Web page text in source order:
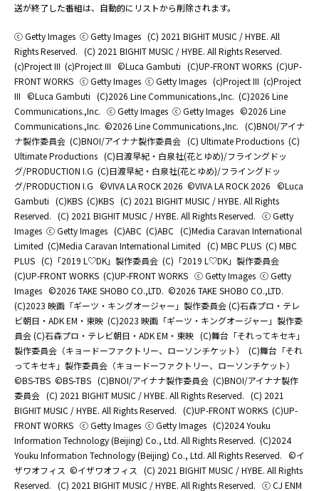
送が終了した番組は、自動的にリストから削除されます。
ⓒ Getty Images ⓒ Getty Images (C) 2021 BIGHIT MUSIC / HYBE. All
Rights Reserved. (C) 2021 BIGHIT MUSIC / HYBE. All Rights Reserved.
(c)Project III (c)Project III ©Luca Gambuti (C)UP-FRONT WORKS (C)UP-
FRONT WORKS ⓒ Getty Images ⓒ Getty Images (c)Project III (c)Project
III ©Luca Gambuti (C)2026 Line Communications.,Inc. (C)2026 Line
Communications.,Inc. ⓒ Getty Images ⓒ Getty Images ©2026 Line
Communications.,Inc. ©2026 Line Communications.,Inc. (C)BNOI/アイナ
ナ製作委員会 (C)BNOI/アイナナ製作委員会 (C) Ultimate Productions (C)
Ultimate Productions (C)日渡早紀・白泉社(花とゆめ)/フライングドッ
グ/PRODUCTION I.G (C)日渡早紀・白泉社(花とゆめ)/フライングドッ
グ/PRODUCTION I.G ©️VIVA LA ROCK 2026 ©️VIVA LA ROCK 2026 ©Luca
Gambuti (C)KBS (C)KBS (C) 2021 BIGHIT MUSIC / HYBE. All Rights
Reserved. (C) 2021 BIGHIT MUSIC / HYBE. All Rights Reserved. ⓒ Getty
Images ⓒ Getty Images (C)ABC (C)ABC (C)Media Caravan International
Limited (C)Media Caravan International Limited (C) MBC PLUS (C) MBC
PLUS (C)「2019 L♡DK」製作委員会 (C)「2019 L♡DK」製作委員会
(C)UP-FRONT WORKS (C)UP-FRONT WORKS ⓒ Getty Images ⓒ Getty
Images ©2026 TAKE SHOBO CO.,LTD. ©2026 TAKE SHOBO CO.,LTD.
(C)2023 映画「ギーツ・キングオージャー」製作委員会 (C)石森プロ・テレ
ビ朝日・ADK EM・東映 (C)2023 映画「ギーツ・キングオージャー」製作委
員会 (C)石森プロ・テレビ朝日・ADK EM・東映 (C)舞台「それってキセキ」
製作委員会（キョードーファクトリー、ローソンチケット）
(C)舞台「それ
ってキセキ」製作委員会（キョードーファクトリー、ローソンチケット）
©BS-TBS ©BS-TBS (C)BNOI/アイナナ製作委員会 (C)BNOI/アイナナ製作
委員会 (C) 2021 BIGHIT MUSIC / HYBE. All Rights Reserved. (C) 2021
BIGHIT MUSIC / HYBE. All Rights Reserved. (C)UP-FRONT WORKS (C)UP-
FRONT WORKS ⓒ Getty Images ⓒ Getty Images (C)2024 Youku
Information Technology (Beijing) Co., Ltd. All Rights Reserved. (C)2024
Youku Information Technology (Beijing) Co., Ltd. All Rights Reserved. ©イ
ザワオフィス ©イザワオフィス (C) 2021 BIGHIT MUSIC / HYBE. All Rights
Reserved. (C) 2021 BIGHIT MUSIC / HYBE. All Rights Reserved. ⓒ CJ ENM